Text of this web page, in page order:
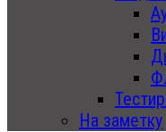
На заметку